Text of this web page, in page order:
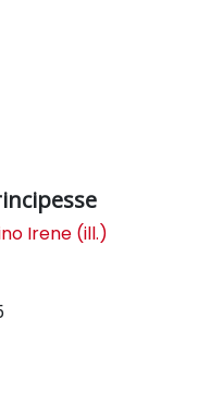
Irene (ill.)